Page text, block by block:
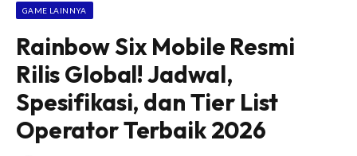
GAME LAINNYA
Rainbow Six Mobile Resmi
Rilis Global! Jadwal,
Spesifikasi, dan Tier List
Operator Terbaik 2026